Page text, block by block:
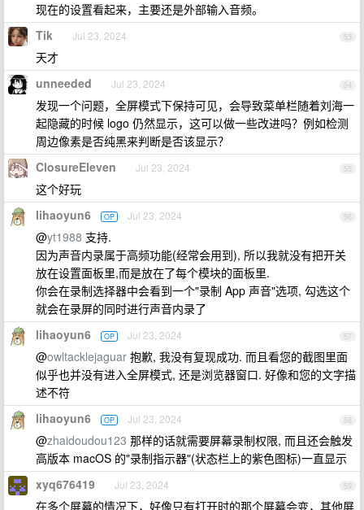
现在的设置看起来，主要还是外部输入音频。
53
Tik Jul 23, 2024
天才
54
unneeded Jul 23, 2024
发现一个问题，全屏模式下保持可见，会导致菜单栏随着刘海一
起隐藏的时候 logo 仍然显示，这可以做一些改进吗？例如检测
周边像素是否纯黑来判断是否该显示？
55
ClosureEleven Jul 23, 2024
这个好玩
56
lihaoyun6 OP Jul 23, 2024
@yt1988 支持.
因为声音内录属于高频功能(经常会用到), 所以我就没有把开关
放在设置面板里,而是放在了每个模块的面板里.
你会在录制选择器中会看到一个"录制 App 声音"选项, 勾选这个
就会在录屏的同时进行声音内录了
57
lihaoyun6 OP Jul 23, 2024
@owltacklejaguar 抱歉, 我没有复现成功. 而且看您的截图里面
似乎也并没有进入全屏模式, 还是浏览器窗口. 好像和您的文字描
述不符
58
lihaoyun6 OP Jul 23, 2024
@zhaidoudou123 那样的话就需要屏幕录制权限, 而且还会触发
高版本 macOS 的"录制指示器"(状态栏上的紫色图标)一直显示
59
xyq676419 Jul 23, 2024
在多个屏幕的情况下，好像只有打开时的那个屏幕会变，其他屏